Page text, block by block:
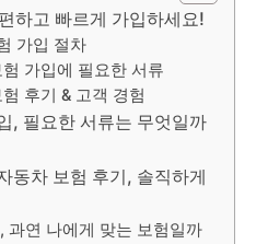
하고 빠르게 가입하세요!
가입 절차
가입에 필요한 서류
후기 & 고객 경험
, 필요한 서류는 무엇일까
동차 보험 후기, 솔직하게
과연 나에게 맞는 보험일까